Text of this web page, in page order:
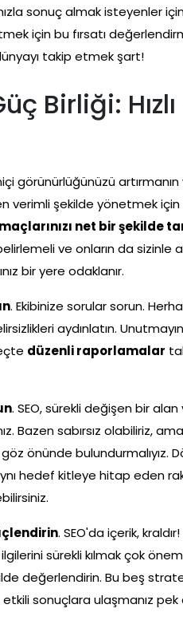
sonuç almak isteyenler
için bu fırsatı
takip etmek şart!
Birliği:
görünürlüğünüzü
verimli şekilde yönetmek
net bir şekilde
ve onların da sizinle
bir yere odaklanır.
. Ekibinize sorular sorun.
aydınlatın.
düzenli raporlamalar
. SEO, sürekli değişen bir alan
Bazen sabırsız olabiliriz,
önünde bulundurmalıyız.
hedef kitleye hitap eden
. SEO'da içerik,
sürekli kılmak çok
değerlendirin. Bu beş
etkili sonuçlara ulaşmanız